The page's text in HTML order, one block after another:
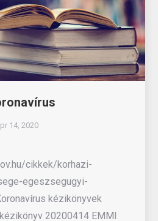
14, 2020
cikkek/korhazi-
egeszsegugyi-
kézikönyvek
20200414 EMMI